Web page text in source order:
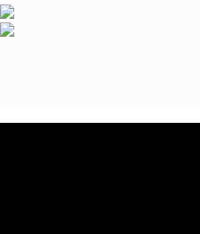
AIR FORCE SHADOW